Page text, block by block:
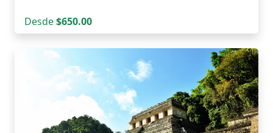
Desde$650.00